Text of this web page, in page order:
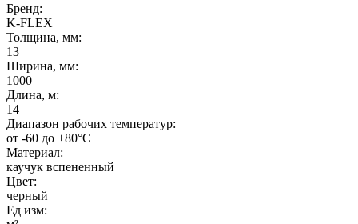
Бренд:
K-FLEX
Толщина, мм:
13
Ширина, мм:
1000
Длина, м:
14
Диапазон рабочих температур:
от -60 до +80°C
Материал:
каучук вспененный
Цвет:
черный
Ед изм: